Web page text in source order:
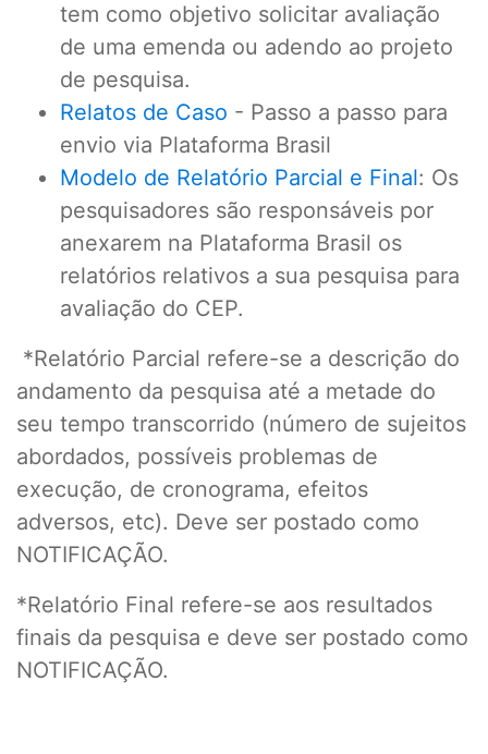
tem como objetivo solicitar avaliação
de uma emenda ou adendo ao projeto
de pesquisa.
Relatos de Caso - Passo a passo para
envio via Plataforma Brasil
Modelo de Relatório Parcial e Final: Os
pesquisadores são responsáveis por
anexarem na Plataforma Brasil os
relatórios relativos a sua pesquisa para
avaliação do CEP.
*Relatório Parcial refere-se a descrição do
andamento da pesquisa até a metade do
seu tempo transcorrido (número de sujeitos
abordados, possíveis problemas de
execução, de cronograma, efeitos
adversos, etc). Deve ser postado como
NOTIFICAÇÃO.
*Relatório Final refere-se aos resultados
finais da pesquisa e deve ser postado como
NOTIFICAÇÃO.